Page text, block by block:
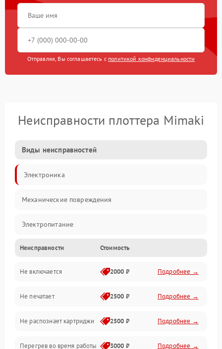
Отправляя, Вы соглашаетесь с политикой конфиденциальности
Неисправности плоттера Mimaki
Виды неисправностей
Электроника
Механические повреждения
Электропитание
Работа системы
Механика
Оптика
Программное обеспечение
Неисправности Стоимость
Не включается 2000 ₽ Подробнее →
Не печатает 2500 ₽ Подробнее →
Не распознает картриджи 2500 ₽ Подробнее →
Перегрев во время работы 3000 ₽ Подробнее →